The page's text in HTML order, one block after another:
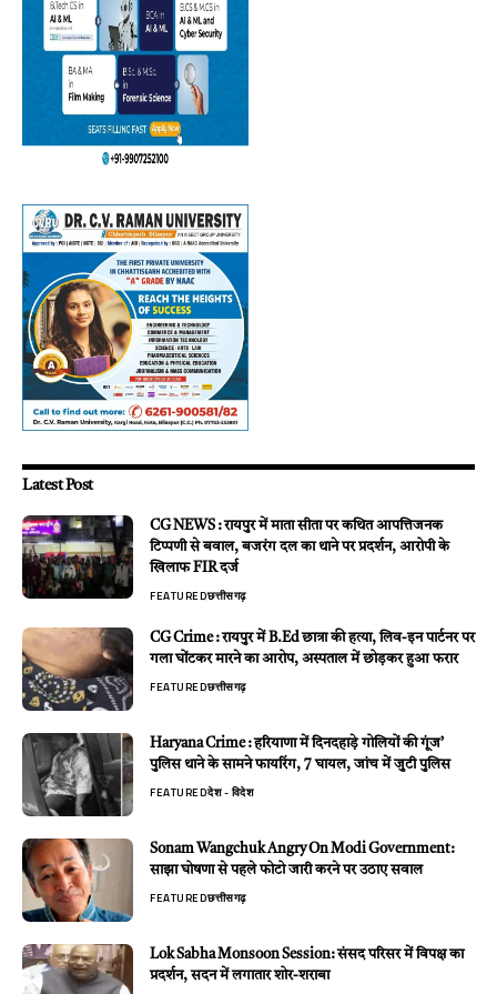
Latest Post
CG NEWS : रायपुर में माता सीता पर कथित आपत्तिजनक
टिप्पणी से बवाल, बजरंग दल का थाने पर प्रदर्शन, आरोपी के
खिलाफ FIR दर्ज
FEATUREDछत्तीसगढ़
CG Crime : रायपुर में B.Ed छात्रा की हत्या, लिव-इन पार्टनर पर
गला घोंटकर मारने का आरोप, अस्पताल में छोड़कर हुआ फरार
FEATUREDछत्तीसगढ़
Haryana Crime : हरियाणा में दिनदहाड़े गोलियों की गूंज’
पुलिस थाने के सामने फायरिंग, 7 घायल, जांच में जुटी पुलिस
FEATUREDदेश - विदेश
Sonam Wangchuk Angry On Modi Government:
साझा घोषणा से पहले फोटो जारी करने पर उठाए सवाल
FEATUREDछत्तीसगढ़
Lok Sabha Monsoon Session: संसद परिसर में विपक्ष का
प्रदर्शन, सदन में लगातार शोर-शराबा